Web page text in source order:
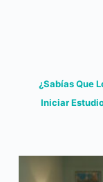
¿Sabías Que
Iniciar